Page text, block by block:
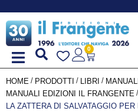
0
HOME / PRODOTTI / LIBRI / MANUALI
MANUALI EDIZIONI IL FRANGENTE /
LA ZATTERA DI SALVATAGGIO